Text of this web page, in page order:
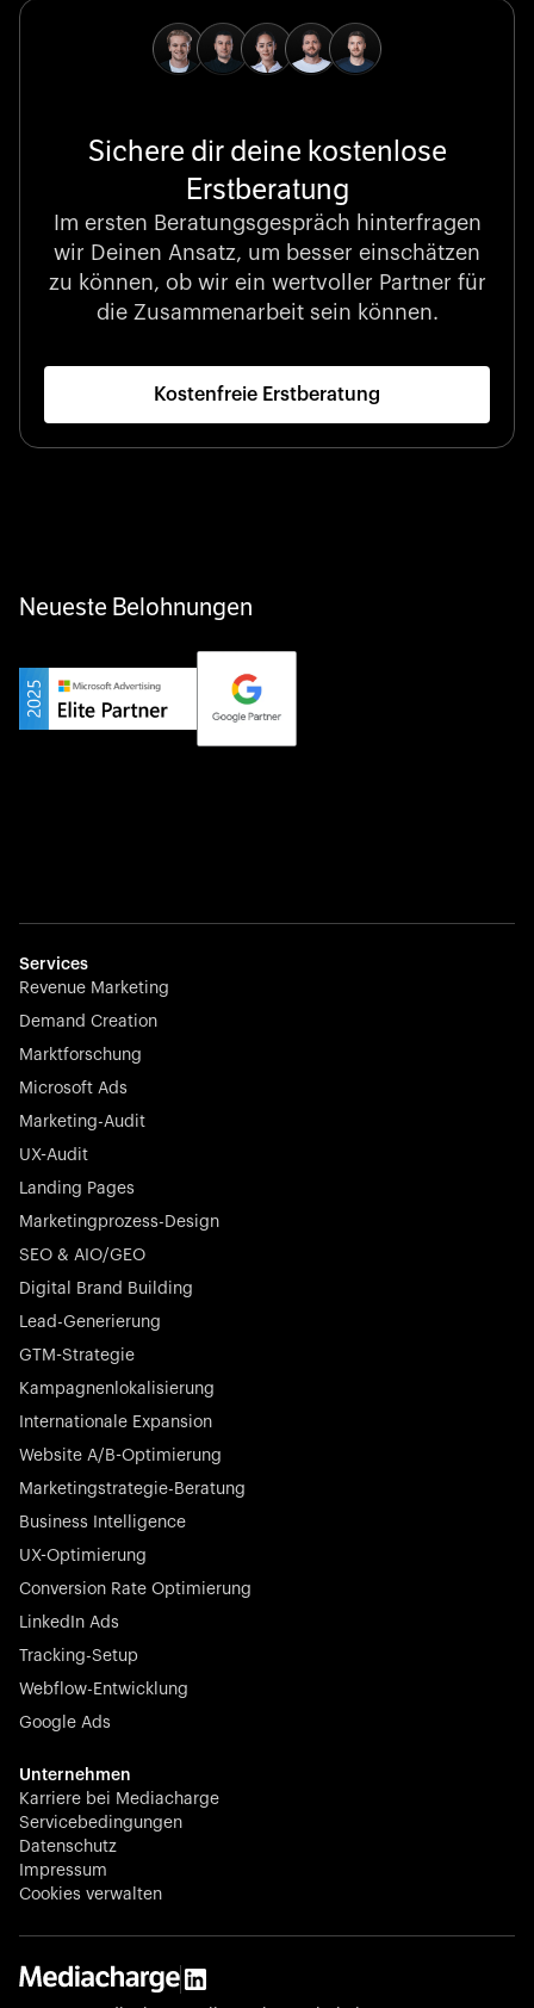
Sichere dir deine kostenlose
Erstberatung
Im ersten Beratungsgespräch hinterfragen
wir Deinen Ansatz, um besser einschätzen
zu können, ob wir ein wertvoller Partner für
die Zusammenarbeit sein können.
Kostenfreie Erstberatung
Neueste Belohnungen
Services
Revenue Marketing
Demand Creation
Marktforschung
Microsoft Ads
Marketing-Audit
UX-Audit
Landing Pages
Marketingprozess-Design
SEO & AIO/GEO
Digital Brand Building
Lead-Generierung
GTM-Strategie
Kampagnenlokalisierung
Internationale Expansion
Website A/B-Optimierung
Marketingstrategie-Beratung
Business Intelligence
UX-Optimierung
Conversion Rate Optimierung
LinkedIn Ads
Tracking-Setup
Webflow-Entwicklung
Google Ads
Unternehmen
Karriere bei Mediacharge
Servicebedingungen
Datenschutz
Impressum
Cookies verwalten